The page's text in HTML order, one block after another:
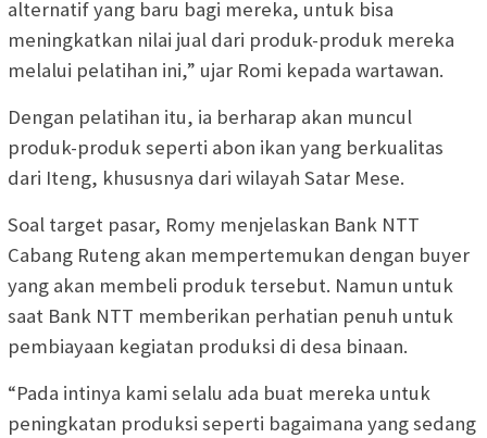
alternatif yang baru bagi mereka, untuk bisa
meningkatkan nilai jual dari produk-produk mereka
melalui pelatihan ini,” ujar Romi kepada wartawan.
Dengan pelatihan itu, ia berharap akan muncul
produk-produk seperti abon ikan yang berkualitas
dari Iteng, khususnya dari wilayah Satar Mese.
Soal target pasar, Romy menjelaskan Bank NTT
Cabang Ruteng akan mempertemukan dengan buyer
yang akan membeli produk tersebut. Namun untuk
saat Bank NTT memberikan perhatian penuh untuk
pembiayaan kegiatan produksi di desa binaan.
“Pada intinya kami selalu ada buat mereka untuk
peningkatan produksi seperti bagaimana yang sedang